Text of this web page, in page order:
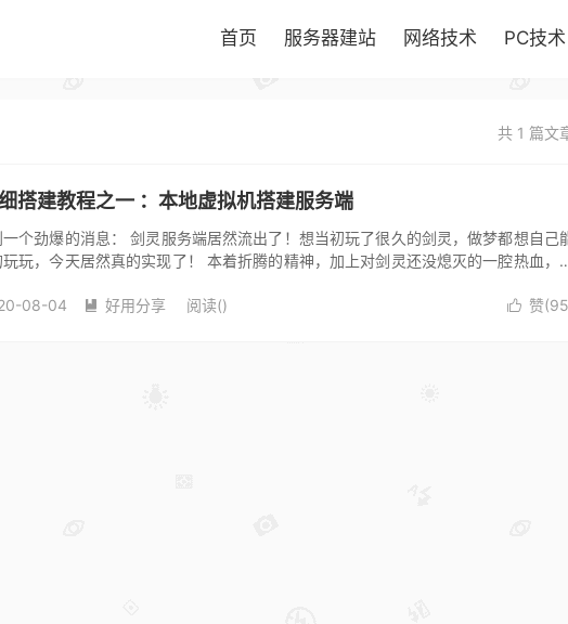
首页 服务器建站 网络技术 PC技术
共 1 篇文
搭建教程之一 ：本地虚拟机搭建服务端
个劲爆的消息： 剑灵服务端居然流出了！想当初玩了很久的剑灵，做梦都想自己
玩，今天居然真的实现了！ 本着折腾的精神，加上对剑灵还没熄灭的一腔热血，
 赞(95
08-04  好用分享 阅读()